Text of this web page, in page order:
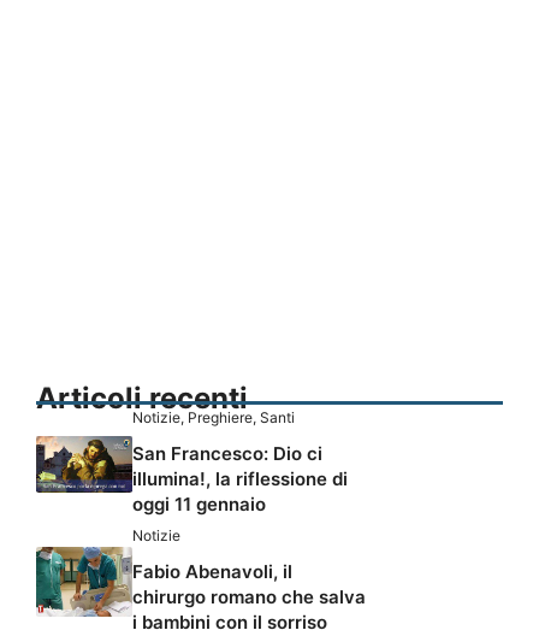
Articoli recenti
Notizie, Preghiere, Santi
San Francesco: Dio ci
illumina!, la riflessione di
oggi 11 gennaio
Notizie
Fabio Abenavoli, il
chirurgo romano che salva
i bambini con il sorriso